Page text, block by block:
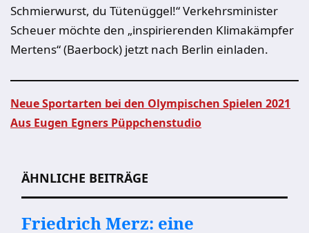
Schmierwurst, du Tütenüggel!“ Verkehrsminister
Scheuer möchte den „inspirierenden Klimakämpfer
Mertens“ (Baerbock) jetzt nach Berlin einladen.
Neue Sportarten bei den Olympischen Spielen 2021
Aus Eugen Egners Püppchenstudio
ÄHNLICHE BEITRÄGE
Friedrich Merz: eine